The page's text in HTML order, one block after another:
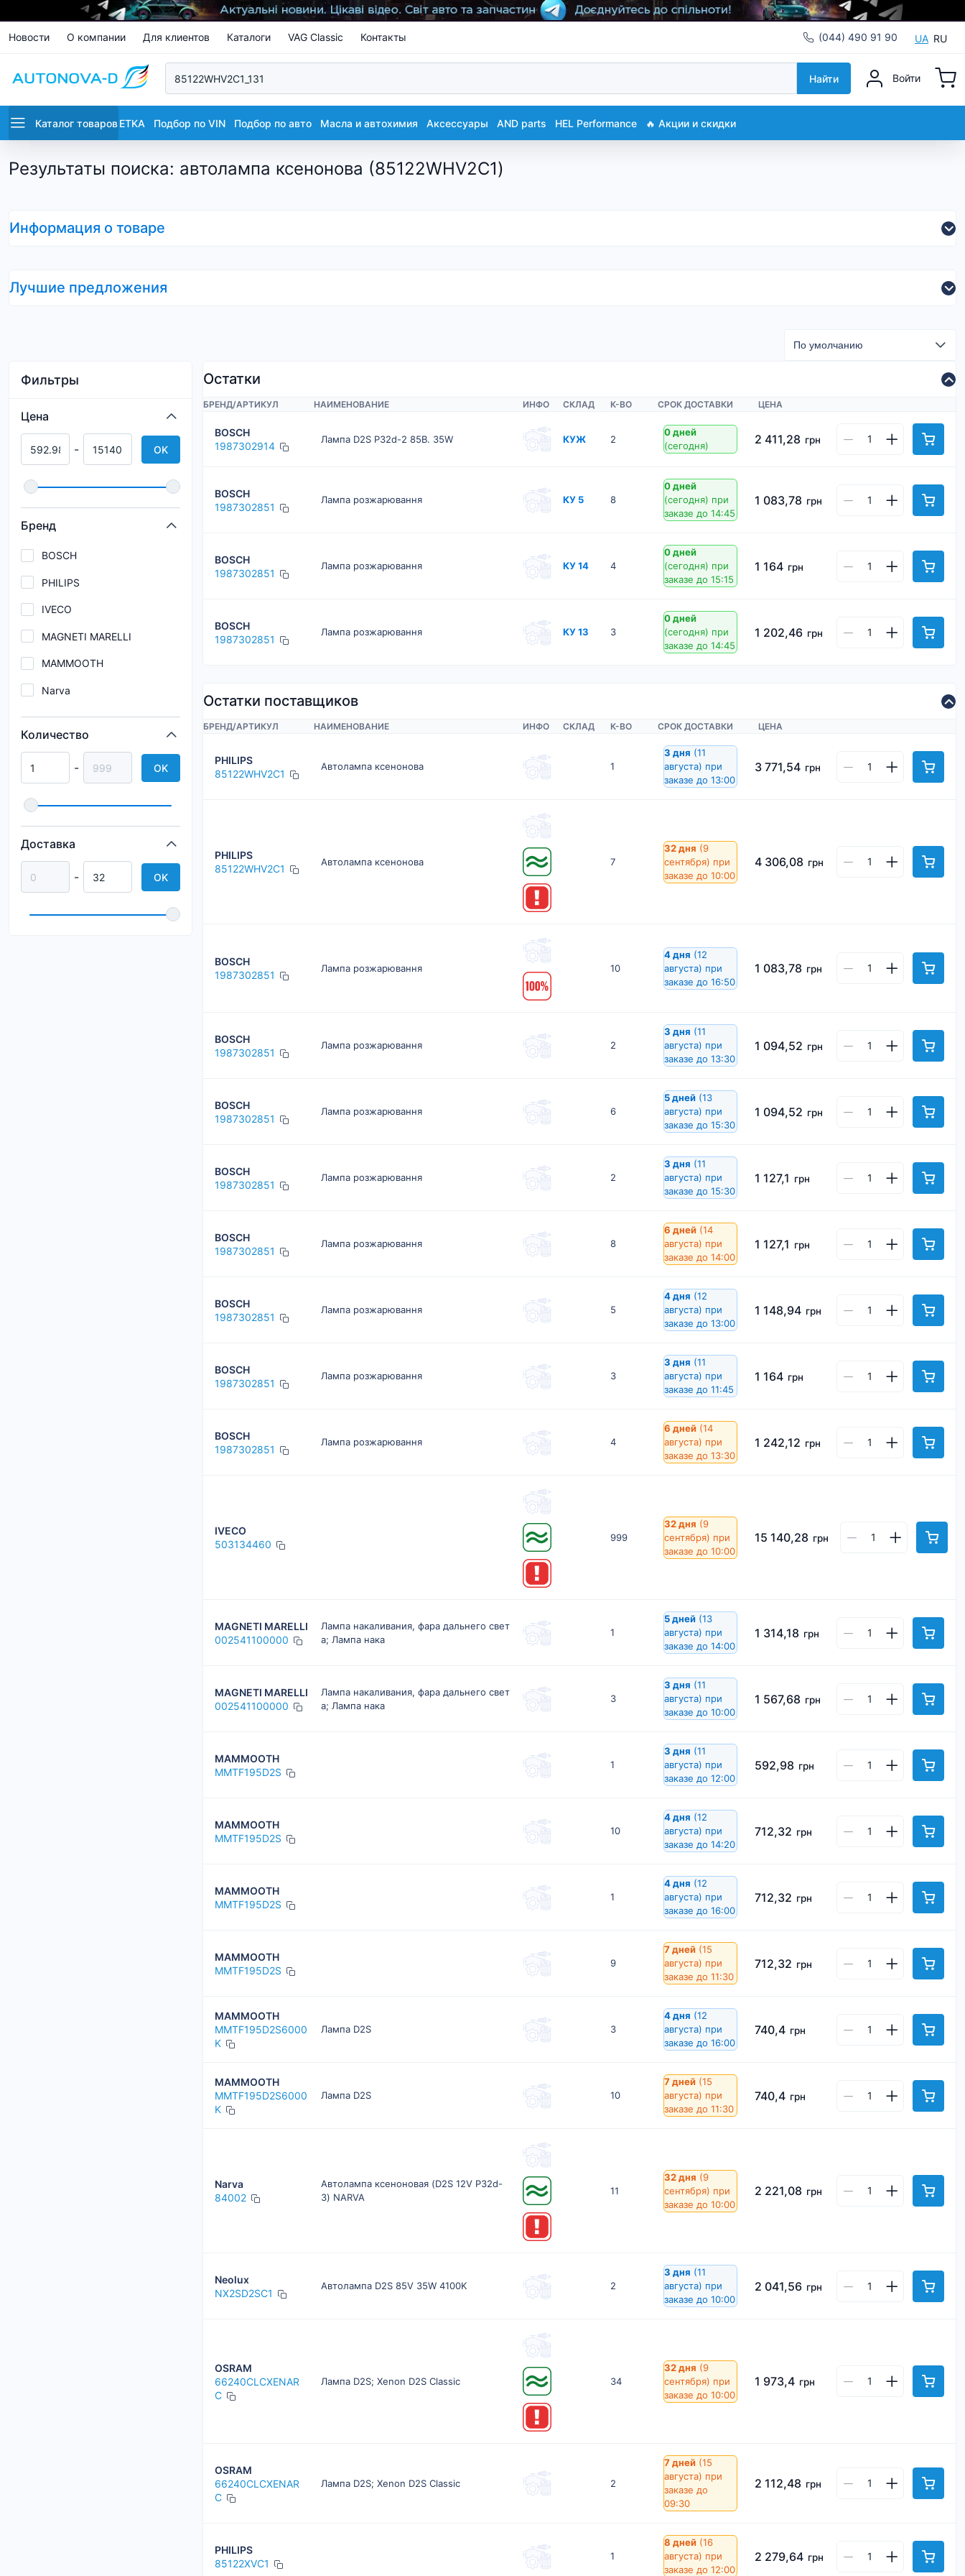
Новости О компании Для клиентов Каталоги VAG Classic Контакты (044) 490 91 90 UA RU
Найти Войти
Каталог товаровETKA Подбор по VIN Подбор по авто Масла и автохимия Аксессуары AND parts HEL Performance 🔥 Акции и скидки
Результаты поиска: автолампа ксенонова (85122WHV2C1)
Информация о товаре
Лучшие предложения
Фильтры
Цена
- OK
Бренд
BOSCH
PHILIPS
IVECO
MAGNETI MARELLI
MAMMOOTH
Narva
Neolux
Количество
- OK
Доставка
- OK
Остатки
БРЕНД/АРТИКУЛ НАИМЕНОВАНИЕ ИНФО СКЛАД К-ВО СРОК ДОСТАВКИ ЦЕНА
BOSCH
1987302914
Лампа D2S P32d-2 85В. 35W КУЖ 2
0 дней
(сегодня)
2 411,28 грн
BOSCH
1987302851
Лампа розжарювання КУ 5 8
0 дней
(сегодня) при
заказе до 14:45
1 083,78 грн
BOSCH
1987302851
Лампа розжарювання КУ 14 4
0 дней
(сегодня) при
заказе до 15:15
1 164 грн
BOSCH
1987302851
Лампа розжарювання КУ 13 3
0 дней
(сегодня) при
заказе до 14:45
1 202,46 грн
Остатки поставщиков
БРЕНД/АРТИКУЛ НАИМЕНОВАНИЕ ИНФО СКЛАД К-ВО СРОК ДОСТАВКИ ЦЕНА
PHILIPS
85122WHV2C1
Автолампа ксенонова 1
3 дня (11
августа) при
заказе до 13:00
3 771,54 грн
PHILIPS
85122WHV2C1
Автолампа ксенонова 7
32 дня (9
сентября) при
заказе до 10:00
4 306,08 грн
BOSCH
1987302851
Лампа розжарювання 10
4 дня (12
августа) при
заказе до 16:50
1 083,78 грн
BOSCH
1987302851
Лампа розжарювання 2
3 дня (11
августа) при
заказе до 13:30
1 094,52 грн
BOSCH
1987302851
Лампа розжарювання 6
5 дней(13
августа) при
заказе до 15:30
1 094,52 грн
BOSCH
1987302851
Лампа розжарювання 2
3 дня (11
августа) при
заказе до 15:30
1 127,1 грн
BOSCH
1987302851
Лампа розжарювання 8
6 дней(14
августа) при
заказе до 14:00
1 127,1 грн
BOSCH
1987302851
Лампа розжарювання 5
4 дня (12
августа) при
заказе до 13:00
1 148,94 грн
BOSCH
1987302851
Лампа розжарювання 3
3 дня (11
августа) при
заказе до 11:45
1 164 грн
BOSCH
1987302851
Лампа розжарювання 4
6 дней(14
августа) при
заказе до 13:30
1 242,12 грн
IVECO
503134460
999
32 дня (9
сентября) при
заказе до 10:00
15 140,28 грн
MAGNETI MARELLI
002541100000
Лампа накаливания, фара дальнего свет
а; Лампа нака
1
5 дней(13
августа) при
заказе до 14:00
1 314,18 грн
MAGNETI MARELLI
002541100000
Лампа накаливания, фара дальнего свет
а; Лампа нака
3
3 дня (11
августа) при
заказе до 10:00
1 567,68 грн
MAMMOOTH
MMTF195D2S
1
3 дня (11
августа) при
заказе до 12:00
592,98 грн
MAMMOOTH
MMTF195D2S
10
4 дня (12
августа) при
заказе до 14:20
712,32 грн
MAMMOOTH
MMTF195D2S
1
4 дня (12
августа) при
заказе до 16:00
712,32 грн
MAMMOOTH
MMTF195D2S
9
7 дней(15
августа) при
заказе до 11:30
712,32 грн
MAMMOOTH
MMTF195D2S6000
K
Лампа D2S 3
4 дня (12
августа) при
заказе до 16:00
740,4 грн
MAMMOOTH
MMTF195D2S6000
K
Лампа D2S 10
7 дней(15
августа) при
заказе до 11:30
740,4 грн
Narva
84002
Автолампа ксеноновая (D2S 12V P32d-
3) NARVA
11
32 дня (9
сентября) при
заказе до 10:00
2 221,08 грн
Neolux
NX2SD2SC1
Автолампа D2S 85V 35W 4100K 2
3 дня (11
августа) при
заказе до 10:00
2 041,56 грн
OSRAM
66240CLCXENAR
C
Лампа D2S; Xenon D2S Classic 34
32 дня (9
сентября) при
заказе до 10:00
1 973,4 грн
OSRAM
66240CLCXENAR
C
Лампа D2S; Xenon D2S Classic 2
7 дней(15
августа) при
заказе до
09:30
2 112,48 грн
PHILIPS
85122XVC1
1
8 дней(16
августа) при
заказе до 12:00
2 279,64 грн